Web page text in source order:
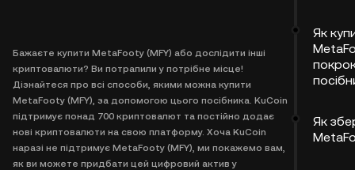
Бажаєте купити MetaFooty (MFY) або дослідити інші
криптовалюти? Ви потрапили у потрібне місце!
Дізнайтеся про всі способи, якими можна купити
MetaFooty (MFY), за допомогою цього посібника. KuCoin
підтримує понад 700 криптовалют та постійно додає
нові криптовалюти на свою платформу. Хоча KuCoin
наразі не підтримує MetaFooty (MFY), ми покажемо вам,
як ви можете придбати цей цифровий актив у
Як
Як